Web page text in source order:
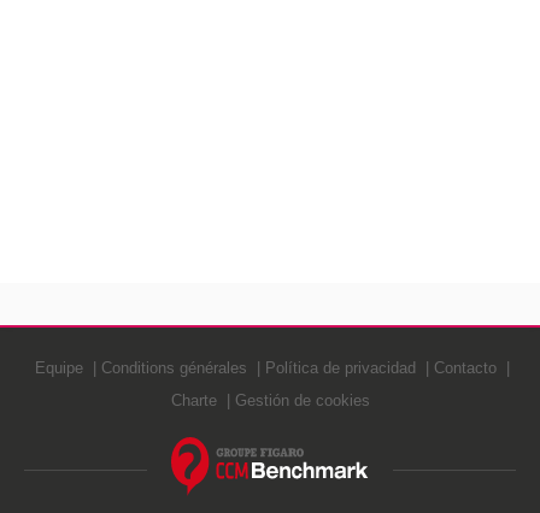
Equipe Conditions générales Política de privacidad
Contacto
Charte
Gestión de cookies